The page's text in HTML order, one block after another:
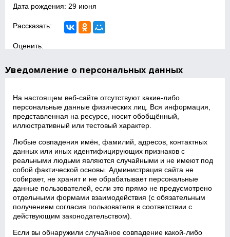
Дата рождения: 29 июня
Рассказать:
Оценить:
Уведомление о персональных данных
На настоящем веб‑сайте отсутствуют какие‑либо
персональные данные физических лиц. Вся информация,
представленная на ресурсе, носит обобщённый,
иллюстративный или тестовый характер.
Любые совпадения имён, фамилий, адресов, контактных
данных или иных идентифицирующих признаков с
реальными людьми являются случайными и не имеют под
собой фактической основы. Администрация сайта не
собирает, не хранит и не обрабатывает персональные
данные пользователей, если это прямо не предусмотрено
отдельными формами взаимодействия (с обязательным
получением согласия пользователя в соответствии с
действующим законодательством).
Если вы обнаружили случайное совпадение какой‑либо